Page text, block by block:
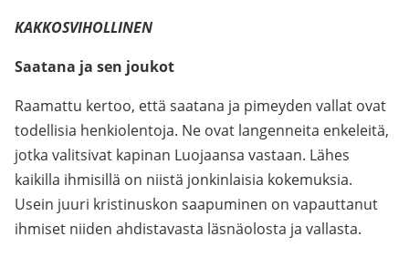
KAKKOSVIHOLLINEN
Saatana ja sen joukot
Raamattu kertoo, että saatana ja pimeyden vallat ovat
todellisia henkiolentoja. Ne ovat langenneita enkeleitä,
jotka valitsivat kapinan Luojaansa vastaan. Lähes
kaikilla ihmisillä on niistä jonkinlaisia kokemuksia.
Usein juuri kristinuskon saapuminen on vapauttanut
ihmiset niiden ahdistavasta läsnäolosta ja vallasta.